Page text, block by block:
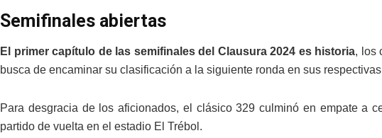
Semifinales abiertas
El primer capítulo de las semifinales del Clausura 2024 es historia, los
busca de encaminar su clasificación a la siguiente ronda en sus
Para desgracia de los aficionados, el clásico 329 culminó en empate a
partido de vuelta en el estadio El Trébol.